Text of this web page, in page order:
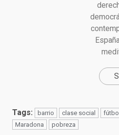
Tags: barrio clase social fútbol
Maradona
pobreza